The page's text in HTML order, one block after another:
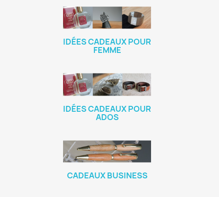
IDÉES CADEAUX POUR
FEMME
IDÉES CADEAUX POUR
ADOS
CADEAUX BUSINESS